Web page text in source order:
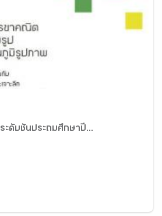
ดับชั้นประถมศึกษาปี...